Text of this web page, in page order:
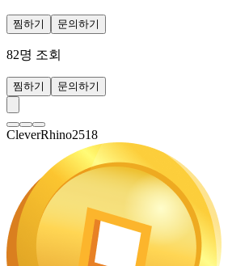
찜하기 문의하기
82명 조회
찜하기 문의하기
CleverRhino2518